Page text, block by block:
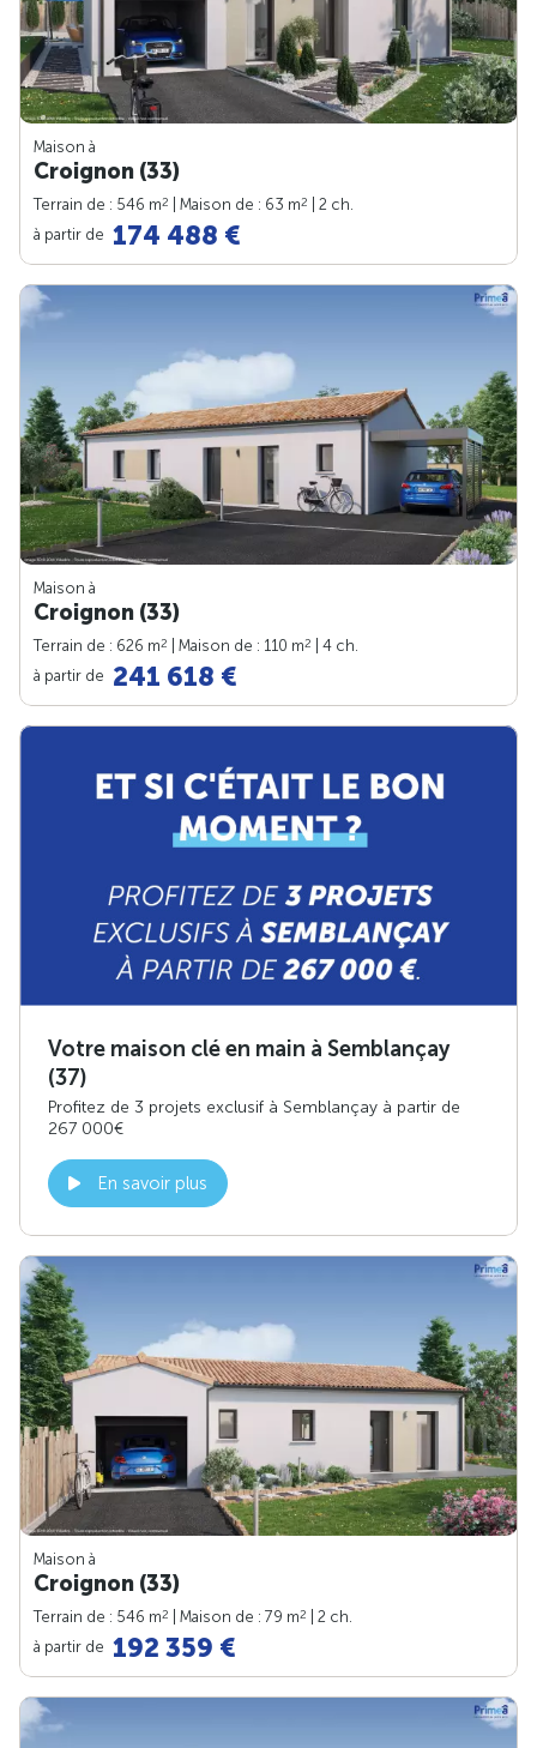
Maison à
Croignon (33)
Terrain de : 546 m2 | Maison de : 63 m2
| 2 ch.
à partir de 174 488 €
Maison à
Croignon (33)
Terrain de : 626 m2 | Maison de : 110 m2
| 4 ch.
à partir de 241 618 €
Votre maison clé en main à Semblançay
(37)
Profitez de 3 projets exclusif à Semblançay à partir de
267 000€
En savoir plus
Maison à
Croignon (33)
Terrain de : 546 m2 | Maison de : 79 m2
| 2 ch.
à partir de 192 359 €